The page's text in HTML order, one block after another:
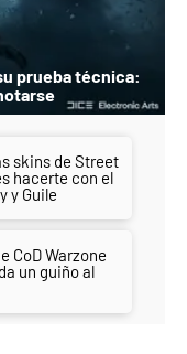
prueba técnica:
skins de Street
hacerte con el
y Guile
CoD Warzone
un guiño al